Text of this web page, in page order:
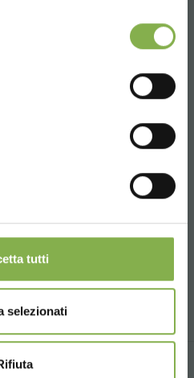
tutti
selezionati
une visite de notre